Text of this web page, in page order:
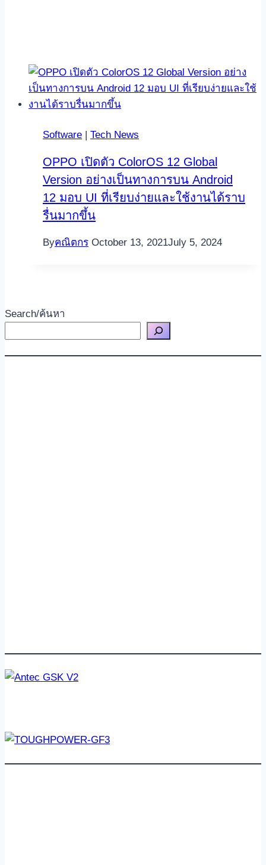
Software | Tech News
OPPO เปิดตัว ColorOS 12 Global
Version อย่างเป็นทางการบน Android
12 มอบ UI ที่เรียบง่ายและใช้งานได้ราบ
รื่นมากขึ้น
Byคณิตกร October 13, 2021July 5, 2024
Search/ค้นหา